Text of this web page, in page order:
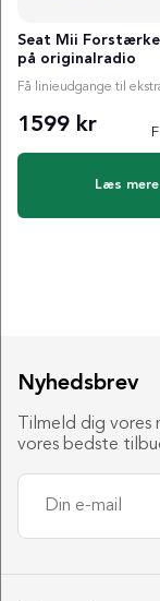
Seat Mii
på originalradio
1599 kr
Læs mere
Nyhedsbrev
Tilmeld dig
vores bedste